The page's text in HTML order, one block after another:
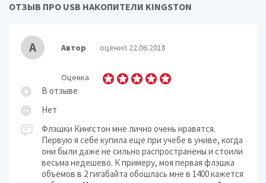
ОТЗЫВ ПРО USB НАКОПИТЕЛИ KINGSTON
А Автор оценил 22.06.2018
Оценка
В отзыве
Нет
Флэшки Кингстон мне лично очень нравятся.
Первую я себе купила еще при учебе в униве, когда
они были даже не сильно распространены и стоили
весьма недешево. К примеру, моя первая флэшка
объемов в 2 гигабайта обошлась мне в 1400 кажется